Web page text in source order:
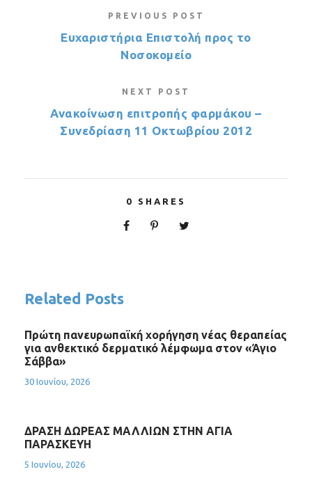
PREVIOUS POST
Ευχαριστήρια Επιστολή προς το
Νοσοκομείο
NEXT POST
Ανακοίνωση επιτροπής φαρμάκου –
Συνεδρίαση 11 Οκτωβρίου 2012
0 SHARES
Related Posts
Πρώτη πανευρωπαϊκή χορήγηση νέας θεραπείας
για ανθεκτικό δερματικό λέμφωμα στον «Άγιο
Σάββα»
30 Ιουνίου, 2026
ΔΡΑΣΗ ΔΩΡΕΑΣ ΜΑΛΛΙΩΝ ΣΤΗΝ ΑΓΙΑ
ΠΑΡΑΣΚΕΥΗ
5 Ιουνίου, 2026